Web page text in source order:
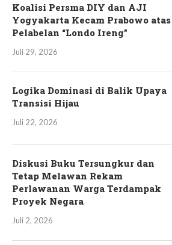
Koalisi Persma DIY dan AJI
Yogyakarta Kecam Prabowo atas
Pelabelan “Londo Ireng”
Juli 29, 2026
Logika Dominasi di Balik Upaya
Transisi Hijau
Juli 22, 2026
Diskusi Buku Tersungkur dan
Tetap Melawan Rekam
Perlawanan Warga Terdampak
Proyek Negara
Juli 2, 2026